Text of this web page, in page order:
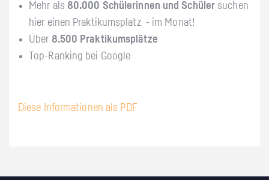
Mehr als 80.000 Schülerinnen und Schüler suchen
hier einen Praktikumsplatz - im Monat!
Über 8.500 Praktikumsplätze
Top-Ranking bei Google
Diese Informationen als PDF